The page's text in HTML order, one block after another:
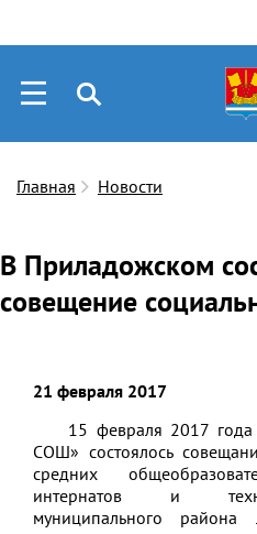
Главная Новости
В Приладожском
совещение
21 февраля 2017
15 февраля 2017 года
СОШ» состоялось
средних
интернатов и
муниципального района